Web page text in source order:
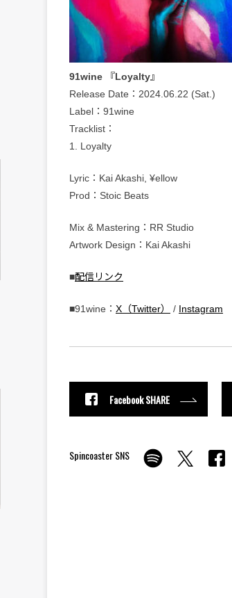
91wine 『Loyalty』
Release Date：2024.06.22 (Sat.)
Label：91wine
Tracklist：
1. Loyalty
Lyric：Kai Akashi, ¥ellow
Prod：Stoic Beats
Mix & Mastering：RR Studio
Artwork Design：Kai Akashi
■配信リンク
■91wine： X（Twitter） / Instagram
Facebook SHARE
Spincoaster SNS